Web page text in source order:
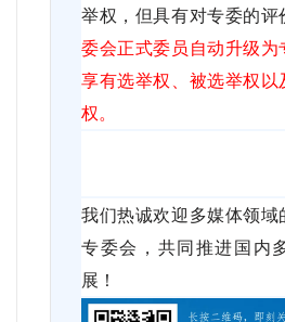
举权，但具有对专委的评
委会正式委员自动升级为
享有选举权、被选举权以
权。
我们热诚欢迎多媒体领域
专委会，共同推进国内
展！